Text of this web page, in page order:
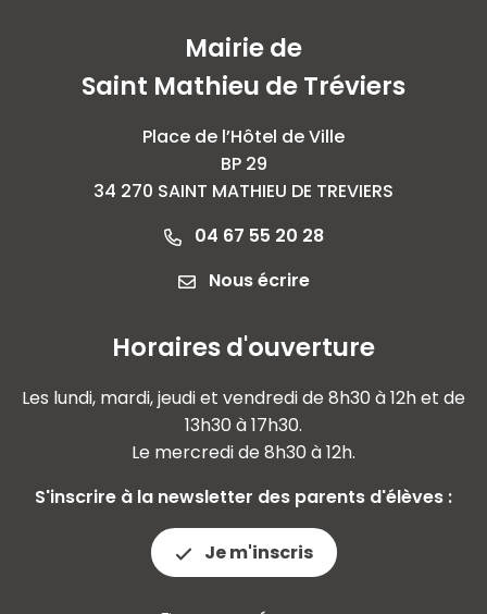
Mairie de
Saint Mathieu de Tréviers
Place de l’Hôtel de Ville
BP 29
34 270 SAINT MATHIEU DE TREVIERS
04 67 55 20 28
Nous écrire
Horaires d'ouverture
Les lundi, mardi, jeudi et vendredi de 8h30 à 12h et de
13h30 à 17h30.
Le mercredi de 8h30 à 12h.
S'inscrire à la newsletter des parents d'élèves :
Je m'inscris